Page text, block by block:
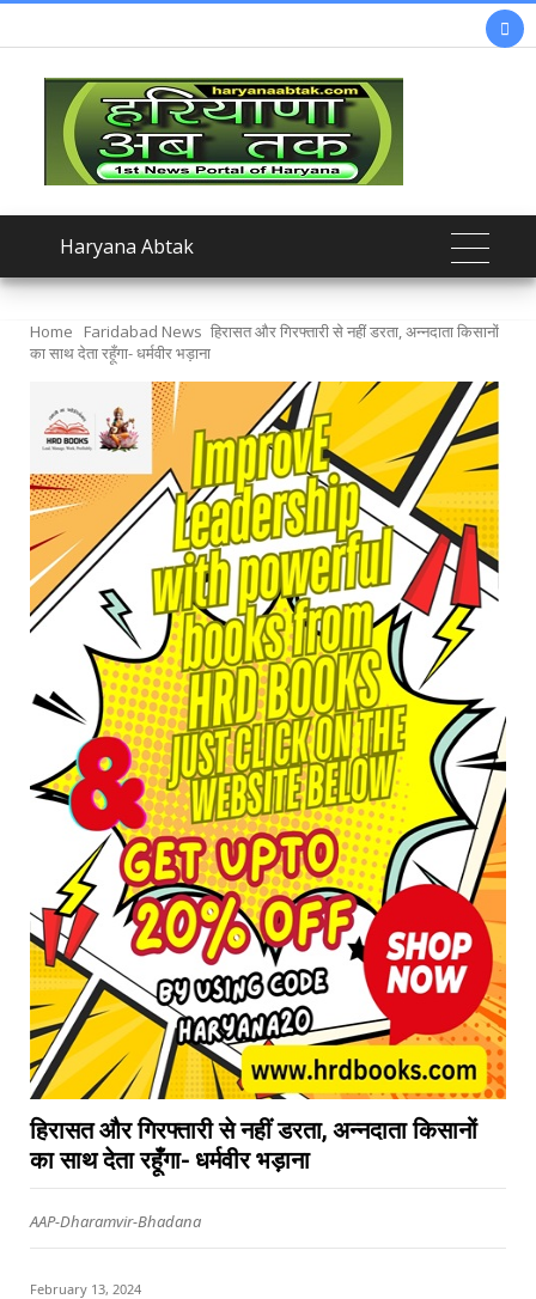

Haryana Abtak
Home Faridabad News हिरासत और गिरफ्तारी से नहीं डरता, अन्नदाता किसानों
का साथ देता रहूँगा- धर्मवीर भड़ाना
हिरासत और गिरफ्तारी से नहीं डरता, अन्नदाता किसानों
का साथ देता रहूँगा- धर्मवीर भड़ाना
AAP-Dharamvir-Bhadana
February 13, 2024